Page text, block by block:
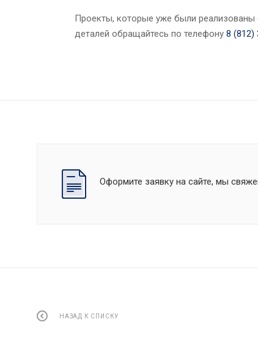
Проекты, которые уже были реализованы
деталей обращайтесь по телефону 8 (812)
Оформите заявку на сайте, мы
НАЗАД К СПИСКУ